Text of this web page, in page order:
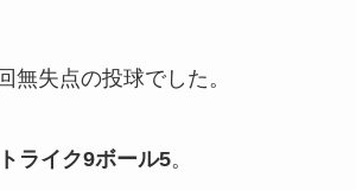
無失点の投球でした。
ライク9ボール5。